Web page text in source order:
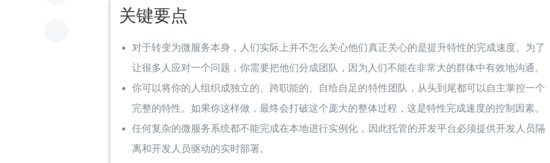
关键要点
对于转变为微服务本身，人们实际上并不怎么关心他们真正关心的是提升特性的完成速度。为了
让很多人应对一个问题，你需要把他们分成团队，因为人们不能在非常大的群体中有效地沟通。
你可以将你的人组织成独立的、跨职能的、自给自足的特性团队，从头到尾都可以自主掌控一个
完整的特性。如果你这样做，最终会打破这个庞大的整体过程，这是特性完成速度的控制因素。
任何复杂的微服务系统都不能完成在本地进行实例化，因此托管的开发平台必须提供开发人员隔
离和开发人员驱动的实时部署。